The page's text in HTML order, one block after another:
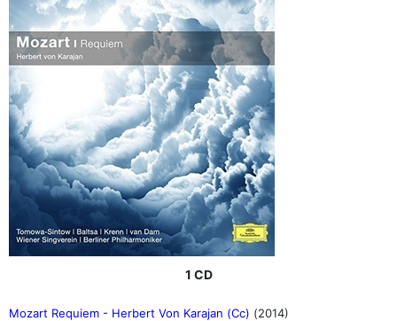
1 CD
Mozart Requiem - Herbert Von Karajan (Cc) (2014)